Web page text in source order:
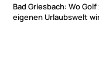
Bad Griesbach: Wo Golf
eigenen Urlaubswelt